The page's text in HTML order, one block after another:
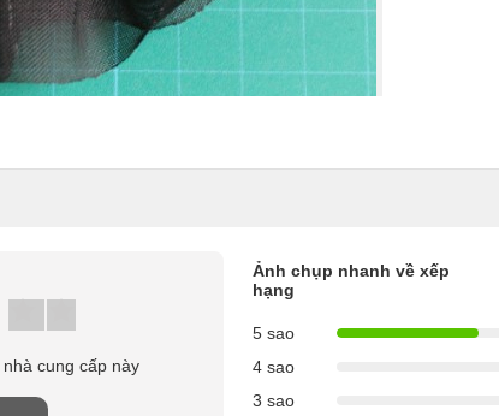
cung cấp này
Ảnh chụp nhanh về xếp
hạng
5 sao
4 sao
3 sao